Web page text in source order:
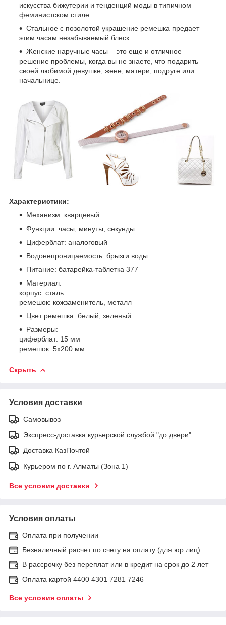
искусства бижутерии и тенденций моды в типичном
феминистском стиле.
Стальное с позолотой украшение ремешка предает
этим часам незабываемый блеск.
Женские наручные часы – это еще и отличное
решение проблемы, когда вы не знаете, что подарить
своей любимой девушке, жене, матери, подруге или
начальнице.
Характеристики:
Механизм: кварцевый
Функции: часы, минуты, секунды
Циферблат: аналоговый
Водонепроницаемость: брызги воды
Питание: батарейка-таблетка 377
Материал:
корпус: сталь
ремешок: кожзаменитель, металл
Цвет ремешка: белый, зеленый
Размеры:
циферблат: 15 мм
ремешок: 5х200 мм
Скрыть
Условия доставки
Самовывоз
Экспресс-доставка курьерской службой "до двери"
Доставка КазПочтой
Курьером по г. Алматы (Зона 1)
Все условия доставки
Условия оплаты
Оплата при получении
Безналичный расчет по счету на оплату (для юр.лиц)
В рассрочку без переплат или в кредит на срок до 2 лет
Оплата картой 4400 4301 7281 7246
Все условия оплаты